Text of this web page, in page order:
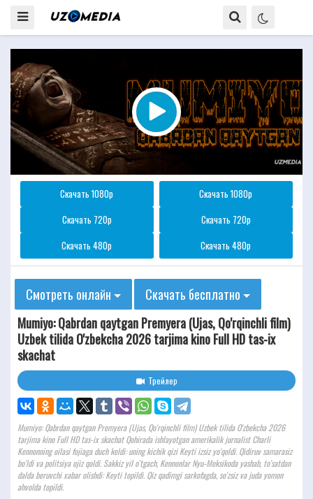
Скачать 1080p
Скачать 1080p
Скачать 720p
Скачать 720p
Скачать 480p
Скачать 480p
Смотреть онлайн
Скачать бесплатно
Mumiyo: Qabrdan qaytgan Premyera (Ujas, Qo'rqinchli film)
Uzbek tilida O'zbekcha 2026 tarjima kino Full HD tas-ix
skachat
Трейлер
Mumiyo: Qabrdan qaytgan Premyera (Ujas, Qo'rqinchli film) Uzbek tilida O'zbekcha 2026
tarjima kino Full HD tas-ix skachat Qohirada ishlayotgan amerikalik jurnalist Charli
Kennonning oilasi fojiaga duch keldi: uning kichik qizi Keyti ​​izsiz yo'qoldi. Qidiruv samarasiz
bo'ldi va politsiya ojiz qoldi. Sakkiz yil o'tgach, Kennonlar Nyu-Meksikoda yashab, to'satdan
dalda beruvchi xabar olishdi: Keyti ​​topildi. Qiz qadimgi sarkofagda, so'zsiz va juda yomon
ahvolda topildi.